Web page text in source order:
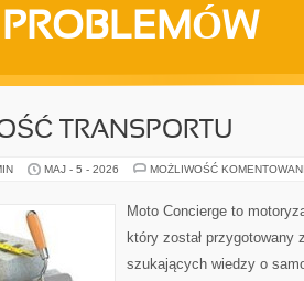
TRANSPORTU
MAJ - 5 - 2026 MOŻLIWOŚĆ
Moto Concierge to
który został przygotowany
szukających wiedzy o